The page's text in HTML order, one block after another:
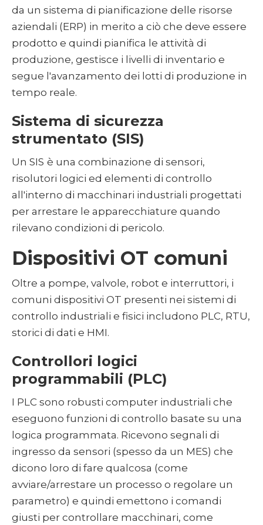
da un sistema di pianificazione delle risorse
aziendali (ERP) in merito a ciò che deve essere
prodotto e quindi pianifica le attività di
produzione, gestisce i livelli di inventario e
segue l'avanzamento dei lotti di produzione in
tempo reale.
Sistema di sicurezza
strumentato (SIS)
Un SIS è una combinazione di sensori,
risolutori logici ed elementi di controllo
all'interno di macchinari industriali progettati
per arrestare le apparecchiature quando
rilevano condizioni di pericolo.
Dispositivi OT comuni
Oltre a pompe, valvole, robot e interruttori, i
comuni dispositivi OT presenti nei sistemi di
controllo industriali e fisici includono PLC, RTU,
storici di dati e HMI.
Controllori logici
programmabili (PLC)
I PLC sono robusti computer industriali che
eseguono funzioni di controllo basate su una
logica programmata. Ricevono segnali di
ingresso da sensori (spesso da un MES) che
dicono loro di fare qualcosa (come
avviare/arrestare un processo o regolare un
parametro) e quindi emettono i comandi
giusti per controllare macchinari, come